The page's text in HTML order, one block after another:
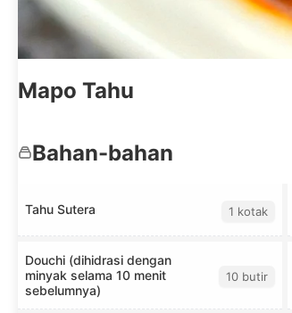
Mapo Tahu
Bahan-bahan
Tahu Sutera 1 kotak
Douchi (dihidrasi dengan
minyak selama 10 menit
sebelumnya)
10 butir